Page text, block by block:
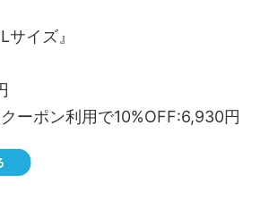
イズ』
ーポン利用で10%OFF:6,930円